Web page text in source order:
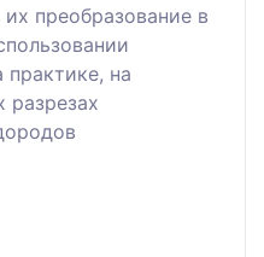
преобразование в
практике, на
разрезах